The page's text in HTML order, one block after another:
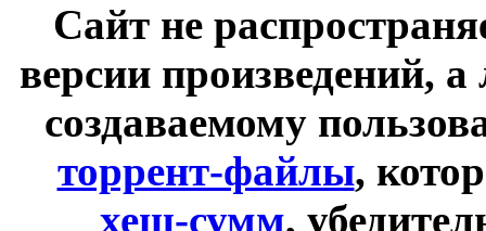
Сайт не
версии произведений,
создаваемому
торрент-файлы,
хеш-сумм,